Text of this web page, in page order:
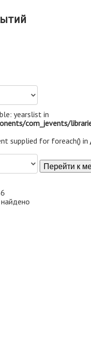
yearslist in
com_jevents/
supplied for foreach() in
Перейти к